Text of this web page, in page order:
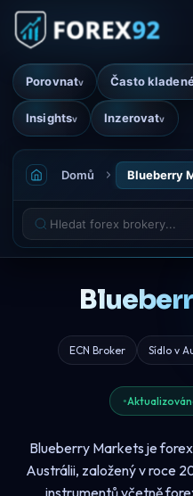
Porovnatv Často
Insightsv Inzerovatv
Domů Blueberry
ECN Broker Sídlo v
Blueberry Markets je
Austrálii, založený v roce
instrumentů včetně